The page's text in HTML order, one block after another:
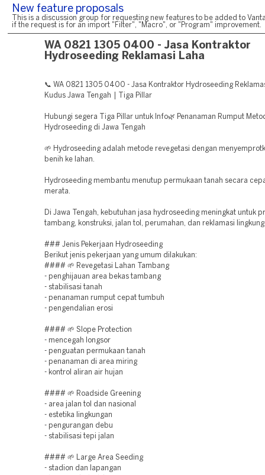
New feature proposals
This is a discussion group for requesting new features to be added to
if the request is for an import "Filter", "Macro", or "Program" improvement.
WA 0821 1305 0400 - Jasa Kontraktor
Hydroseeding Reklamasi Laha
📞 WA 0821 1305 0400 - Jasa Kontraktor Hydroseeding
Kudus Jawa Tengah | Tiga Pillar
Hubungi segera Tiga Pillar untuk Info🌿 Penanaman Rumput
Hydroseeding di Jawa Tengah
🌱 Hydroseeding adalah metode revegetasi dengan
benih ke lahan.
Hydroseeding membantu menutup permukaan tanah secara
merata.
Di Jawa Tengah, kebutuhan jasa hydroseeding meningkat untuk
tambang, konstruksi, jalan tol, perumahan, dan reklamasi
### Jenis Pekerjaan Hydroseeding
Berikut jenis pekerjaan yang umum dilakukan:
#### 🌱 Revegetasi Lahan Tambang
- penghijauan area bekas tambang
- stabilisasi tanah
- penanaman rumput cepat tumbuh
- pengendalian erosi
#### 🌱 Slope Protection
- mencegah longsor
- penguatan permukaan tanah
- penanaman di area miring
- kontrol aliran air hujan
#### 🌱 Roadside Greening
- area jalan tol dan nasional
- estetika lingkungan
- pengurangan debu
- stabilisasi tepi jalan
#### 🌱 Large Area Seeding
- stadion dan lapangan